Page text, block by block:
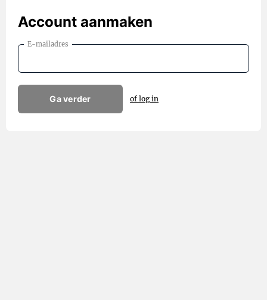
Account aanmaken
E-mailadres
Ga verder of log in